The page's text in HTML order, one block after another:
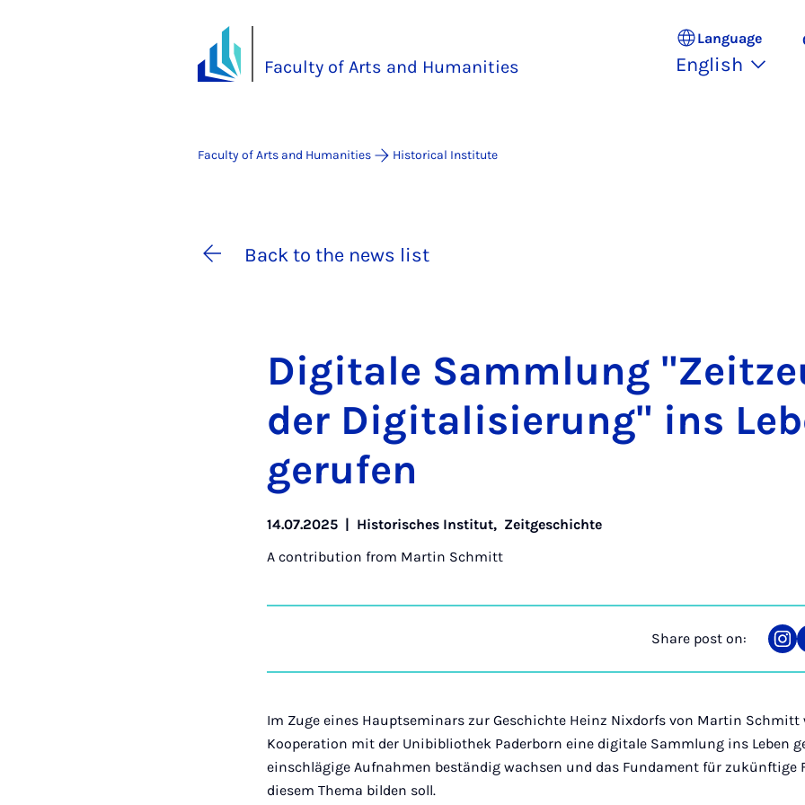
Faculty of Arts and Humanities
Language
English
Faculty of Arts and Humanities Historical Institute
Back to the news list
Di­gitale Sammlung
der Di­git­al­is­ier­ung" ins
gerufen
14.07.2025 | Historisches Institut, Zeitgeschichte
A contribution from Martin Schmitt
Share post on:
on
Im Zuge eines Hauptseminars zur Geschichte Heinz Nixdorfs von Martin
Kooperation mit der Unibibliothek Paderborn eine digitale Sammlung ins Leben
einschlägige Aufnahmen beständig wachsen und das Fundament für zukünftige
diesem Thema bilden soll.